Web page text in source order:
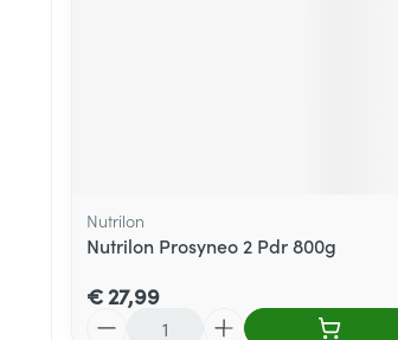
Nutrilon
Nutrilon Prosyneo 2 Pdr 800g
€ 27,99